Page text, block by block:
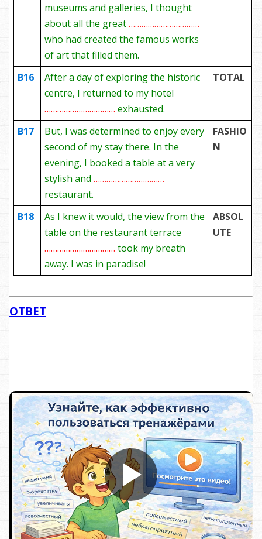
museums and galleries, I thought
about all the great……………………………
who had created the famous works
of art that filled them.
B16
After a day of exploring the historic
centre, I returned to my hotel
…………………………… exhausted.
TOTAL
B17
But, I was determined to enjoy every
second of my stay there. In the
evening, I booked a table at a very
stylish and ……………………………
restaurant.
FASHIO
N
B18
As I knew it would, the view from the
table on the restaurant terrace
…………………………… took my breath
away. I was in paradise!
ABSOL
UTE
ОТВЕТ